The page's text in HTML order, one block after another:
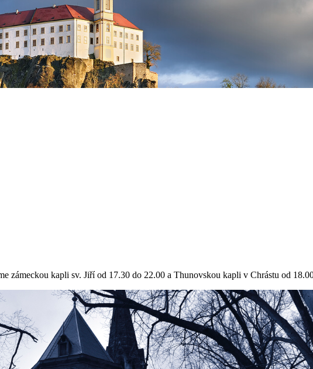
zámeckou kapli sv. Jiří od 17.30 do 22.00 a Thunovskou kapli v Chrástu od